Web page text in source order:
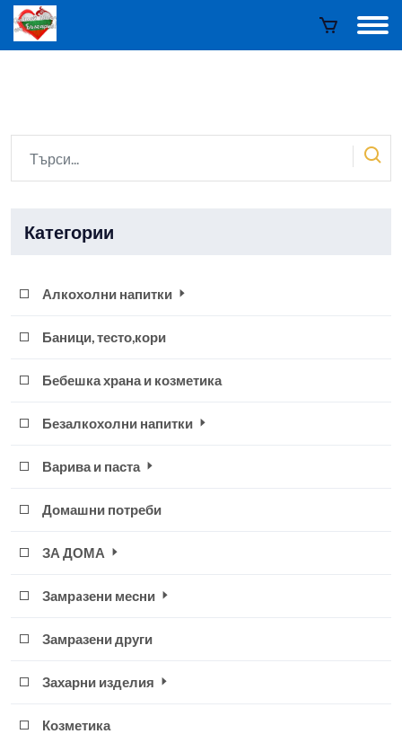
Категории
Алкохолни напитки
Баници, тесто,кори
Бебешка храна и козметика
Безалкохолни напитки
Варива и паста
Домашни потреби
ЗА ДОМА
Замрaзени месни
Замразени други
Захарни изделия
Козметика